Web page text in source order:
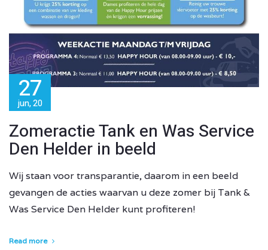
27
jun, 20
Zomeractie Tank en Was Service
Den Helder in beeld
Wij staan voor transparantie, daarom in een beeld
gevangen de acties waarvan u deze zomer bij Tank &
Was Service Den Helder kunt profiteren!
Read more